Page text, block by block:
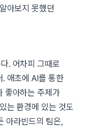
아보지 못했던
. 어차피 그때로
애초에 AI를 통한
좋아하는 주제가
는 환경에 있는 것도
아라빈드의 팀은,